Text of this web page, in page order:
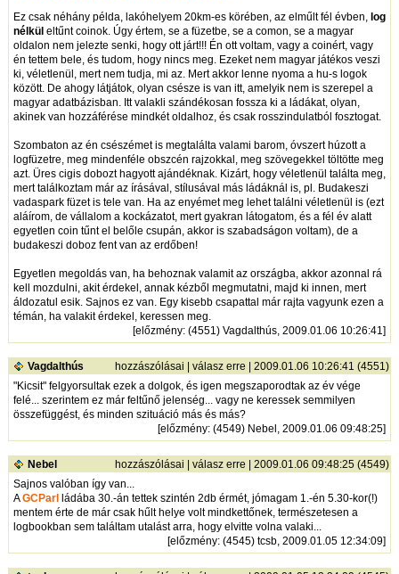
Ez csak néhány példa, lakóhelyem 20km-es körében, az elműlt fél évben, log
nélküleltűnt coinok. Úgy értem, se a füzetbe, se a comon, se a magyar
oldalon nem jelezte senki, hogy ott járt!!! Én ott voltam, vagy a coinért, vagy
én tettem bele, és tudom, hogy nincs meg. Ezeket nem magyar játékos veszi
ki, véletlenül, mert nem tudja, mi az. Mert akkor lenne nyoma a hu-s logok
között. De ahogy látjátok, olyan csésze is van itt, amelyik nem is szerepel a
magyar adatbázisban. Itt valakli szándékosan fossza ki a ládákat, olyan,
akinek van hozzáférése mindkét oldalhoz, és csak rosszindulatból fosztogat.
Szombaton az én csészémet is megtalálta valami barom, óvszert húzott a
logfüzetre, meg mindenféle obszcén rajzokkal, meg szövegekkel töltötte meg
azt. Üres cigis dobozt hagyott ajándéknak. Kizárt, hogy véletlenül találta meg,
mert találkoztam már az írásával, stílusával más ládáknál is, pl. Budakeszi
vadaspark füzet is tele van. Ha az enyémet meg lehet találni véletlenül is (ezt
aláírom, de vállalom a kockázatot, mert gyakran látogatom, és a fél év alatt
egyetlen coin tűnt el belőle csupán, akkor is szabadságon voltam), de a
budakeszi doboz fent van az erdőben!
Egyetlen megoldás van, ha behoznak valamit az országba, akkor azonnal rá
kell mozdulni, akit érdekel, annak kézből megmutatni, majd ki innen, mert
áldozatul esik. Sajnos ez van. Egy kisebb csapattal már rajta vagyunk ezen a
témán, ha valakit érdekel, keressen meg.
[előzmény: (4551) Vagdalthús, 2009.01.06 10:26:41]
Vagdalthús hozzászólásai | válasz erre | 2009.01.06 10:26:41 (4551)
"Kicsit" felgyorsultak ezek a dolgok, és igen megszaporodtak az év vége
felé... szerintem ez már feltűnő jelenség... vagy ne keressek semmilyen
összefüggést, és minden szituáció más és más?
[előzmény: (4549) Nebel, 2009.01.06 09:48:25]
Nebel hozzászólásai | válasz erre | 2009.01.06 09:48:25 (4549)
Sajnos valóban így van...
AGCParlládába 30.-án tettek szintén 2db érmét, jómagam 1.-én 5.30-kor(!)
mentem érte de már csak hűlt helye volt mindkettőnek, természetesen a
logbookban sem találtam utalást arra, hogy elvitte volna valaki...
[előzmény: (4545) tcsb, 2009.01.05 12:34:09]